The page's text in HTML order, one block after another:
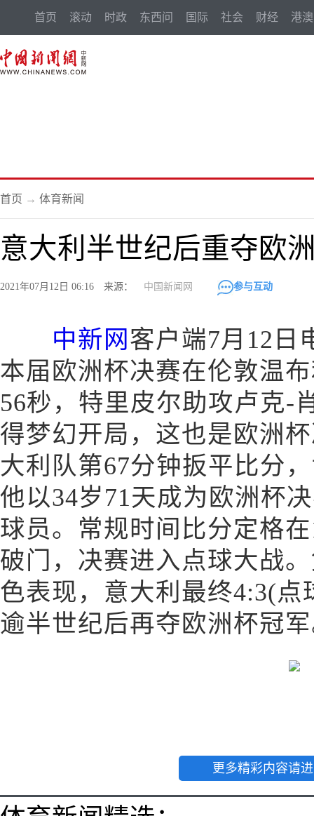
首页 滚动 时政 东西问 国际 社会 财经 港澳
首页 → 体育新闻
意大利半世纪后重夺欧
2021年07月12日 06:16 来源： 中国新闻网 参与互动
中新网 客户端7月12日
本届欧洲杯决赛在伦敦温
56秒，特里皮尔助攻卢克-
得梦幻开局，这也是欧洲
大利队第67分钟扳平比分
他以34岁71天成为欧洲杯
球员。常规时间比分定格
破门，决赛进入点球大战
色表现，意大利最终4:3(
逾半世纪后再夺欧洲杯冠
更多精彩内容请